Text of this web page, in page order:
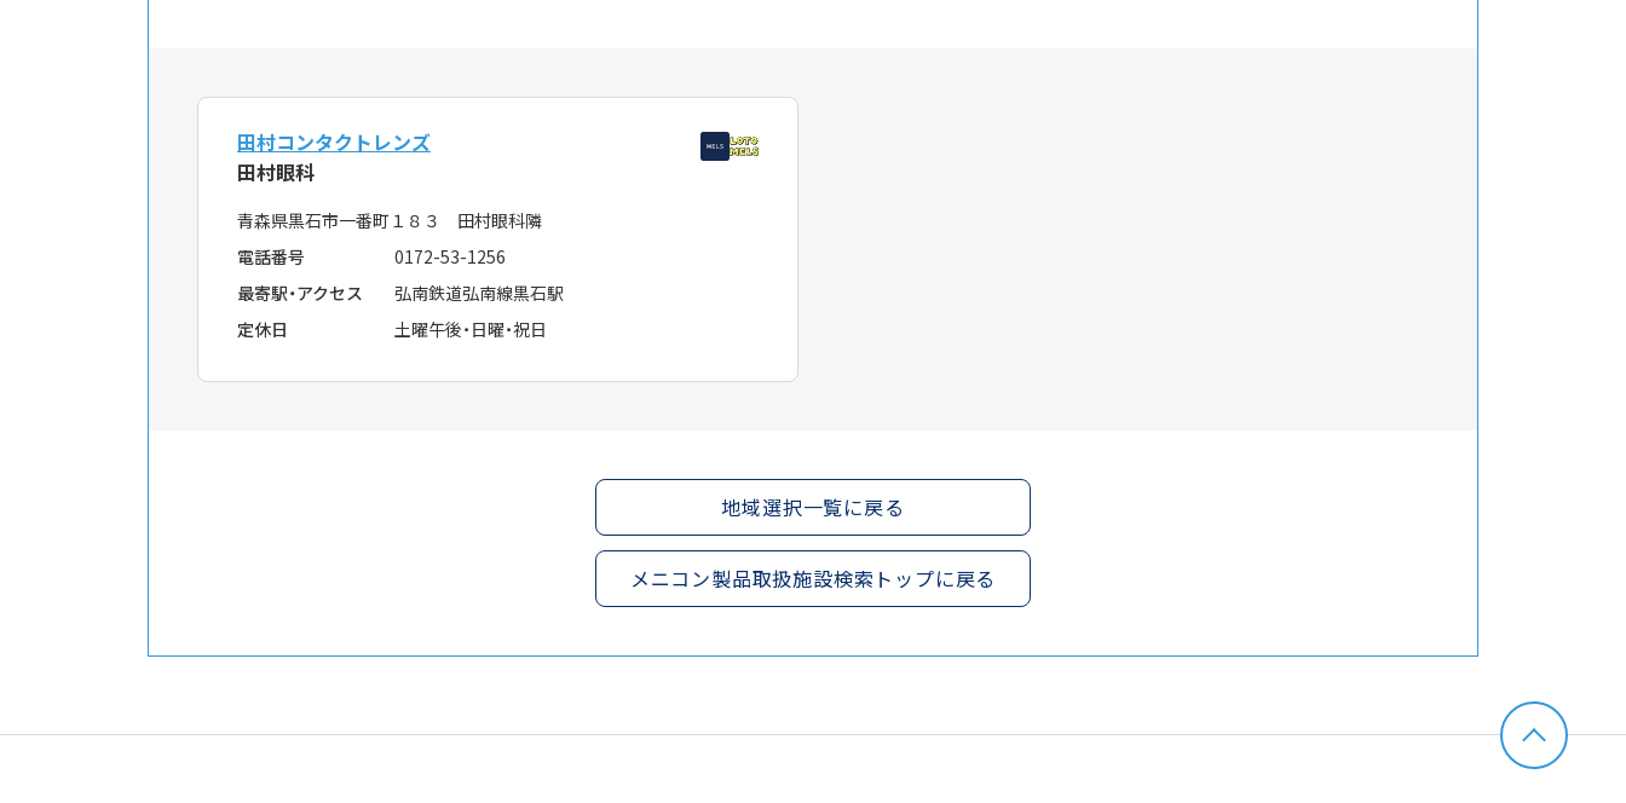
田村コンタクトレンズ
田村眼科
青森県黒石市一番町１８３ 田村眼科隣
電話番号
0172-53-1256
最寄駅・アクセス
弘南鉄道弘南線黒石駅
定休日
土曜午後・日曜・祝日
地域選択一覧に戻る
メニコン製品取扱施設検索トップに戻る